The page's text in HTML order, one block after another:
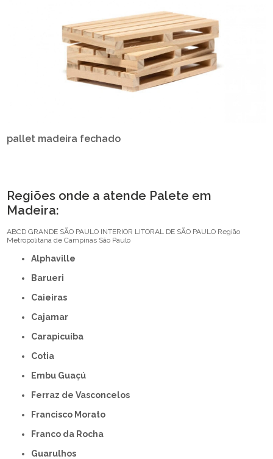
pallet madeira fechado
Regiões onde a atende Palete em
Madeira:
ABCD GRANDE SÃO PAULO INTERIOR LITORAL DE SÃO PAULO Região
Metropolitana de Campinas São Paulo
Alphaville
Barueri
Caieiras
Cajamar
Carapicuíba
Cotia
Embu Guaçú
Ferraz de Vasconcelos
Francisco Morato
Franco da Rocha
Guarulhos